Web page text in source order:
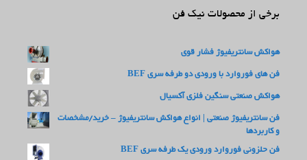
برخی از محصولات نیک فن
هواکش سانتریفیوژ فشار قوی
فن های فوروارد با ورودی دو طرفه سری BEF
هواکش صنعتی سنگین فلزی آکسیال
فن سانتریفیوژ صنعتی | انواع هواکش سانتریفیوژ – خرید/مشخصات
و کاربردها
فن حلزونی فوروارد ورودی یک طرفه سری BEF